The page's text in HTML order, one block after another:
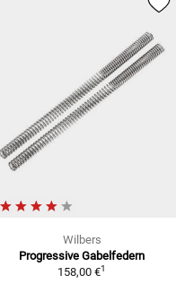
Wilbers
Progressive Gabelfedern
158,00 €1